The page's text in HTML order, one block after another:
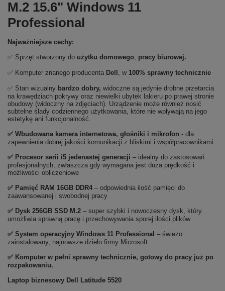
M.2 15.6" Windows 11
Professional
Najważniejsze cechy:
✅ Sprzęt stworzony do użytku domowego, pracy biurowej.
✅ Komputer znanego producenta Dell , w 100% sprawny technicznie
✅ Stan wizualny bardzo dobry, widoczne są jedynie drobne przetarcia
na krawędziach pokrywy oraz niewielki ubytek lakieru po prawej stronie
obudowy (widoczny na zdjęciach). Urządzenie może również nosić
subtelne ślady codziennego użytkowania, które nie wpływają na jego
estetykę ani funkcjonalność.
✅ Wbudowana kamera internetowa, głośniki i mikrofon - dla
zapewnienia dobrej jakości komunikacji z bliskimi i współpracownikami
✅ Procesor serii i5 jedenastej generacji – idealny do zastosowań
profesjonalnych, zwłaszcza gdy wymagana jest duża prędkość i
możliwości obliczeniowe
✅ Pamięć RAM 16GB DDR4 – odpowiednia ilość pamięci do
zaawansowanej i swobodnej pracy
✅ Dysk 256GB SSD M.2 – super szybki i nowoczesny dysk, który
umożliwia sprawną pracę i przechowywania sporej ilości plików
✅ System operacyjny Windows 11 Professional – świeżo
zainstalowany, najnowsze dzieło firmy Microsoft
✅ Komputer w pełni sprawny technicznie, gotowy do pracy już po
rozpakowaniu.
Laptop biznesowy Dell Latitude 5520